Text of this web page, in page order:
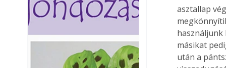
asztallap
használjunk
másikat
után a